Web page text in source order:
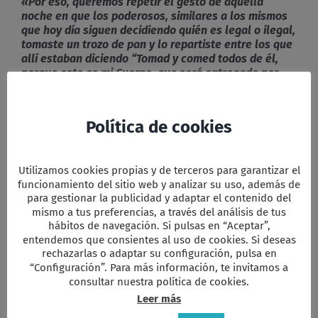
noche en que los poderosos, similares a los mismos
que hoy día siguen decidiendo quién es legal o ilegal,
tomaste un trozo de pan y lo repartiste entre los que
allí estaban diciendo “Tomad y comed todos de él,
porque esto es mi Cuerpo, que será entregado por
doloroso símbolo de sangre inocente que se derrama
Pachamama.
TODOS:
«Tomad y bebed todos de él, porque éste es el cáliz
de mi Sangre, Sangre de la alianza nueva y eterna
que será derramada por vosotros y por toda la
Humanidad para el perdón de los pecados. Haced
esto en conmemoración mía».
Este es el sacramento de nuestra fe. Anunciamos tu
Política de cookies
Utilizamos cookies propias y de terceros para garantizar el
funcionamiento del sitio web y analizar su uso, además de
para gestionar la publicidad y adaptar el contenido del
mismo a tus preferencias, a través del análisis de tus
hábitos de navegación. Si pulsas en “Aceptar”,
entendemos que consientes al uso de cookies. Si deseas
rechazarlas o adaptar su configuración, pulsa en
“Configuración”. Para más información, te invitamos a
consultar nuestra política de cookies.
Leer más